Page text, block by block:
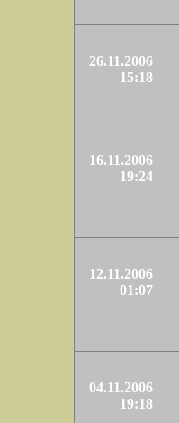
26.11.2006
15:18
16.11.2006
19:24
12.11.2006
01:07
04.11.2006
19:18